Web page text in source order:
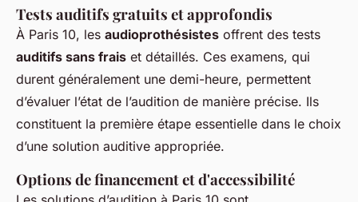
Tests auditifs gratuits et approfondis
À Paris 10, les audioprothésistes offrent des tests
auditifs sans frais et détaillés. Ces examens, qui
durent généralement une demi-heure, permettent
d’évaluer l’état de l’audition de manière précise. Ils
constituent la première étape essentielle dans le choix
d’une solution auditive appropriée.
Options de financement et d'accessibilité